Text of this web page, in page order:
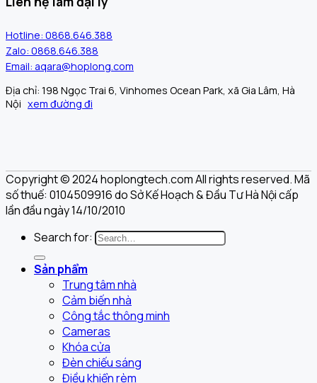
Hotline: 0868.646.388
Zalo: 0868.646.388
Email: aqara@hoplong.com
Địa chỉ: 198 Ngọc Trai 6, Vinhomes Ocean Park, xã Gia Lâm, Hà
Nội xem đường đi
Copyright © 2024 hoplongtech.com All rights reserved. Mã
số thuế: 0104509916 do Sở Kế Hoạch & Đầu Tư Hà Nội cấp
lần đầu ngày 14/10/2010
Search for:
Sản phẩm
Trung tâm nhà
Cảm biến nhà
Công tắc thông minh
Cameras
Khóa cửa
Đèn chiếu sáng
Điều khiển rèm